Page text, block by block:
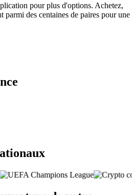
pour plus d'options. Achetez,
parmi des centaines de paires pour une